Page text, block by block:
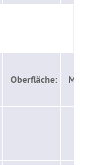
Oberfläche: